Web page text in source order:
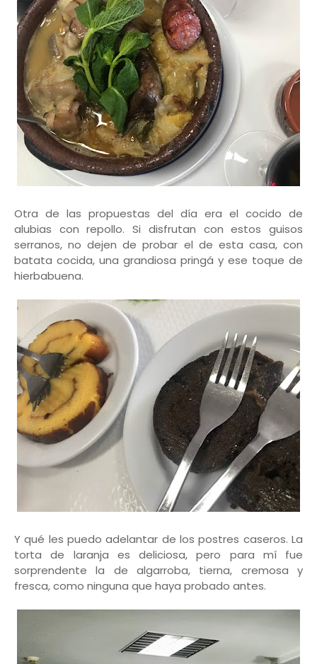
Otra de las propuestas del día era el cocido de
alubias con repollo. Si disfrutan con estos guisos
serranos, no dejen de probar el de esta casa, con
batata cocida, una grandiosa pringá y ese toque de
hierbabuena.
Y qué les puedo adelantar de los postres caseros. La
torta de laranja es deliciosa, pero para mí fue
sorprendente la de algarroba, tierna, cremosa y
fresca, como ninguna que haya probado antes.